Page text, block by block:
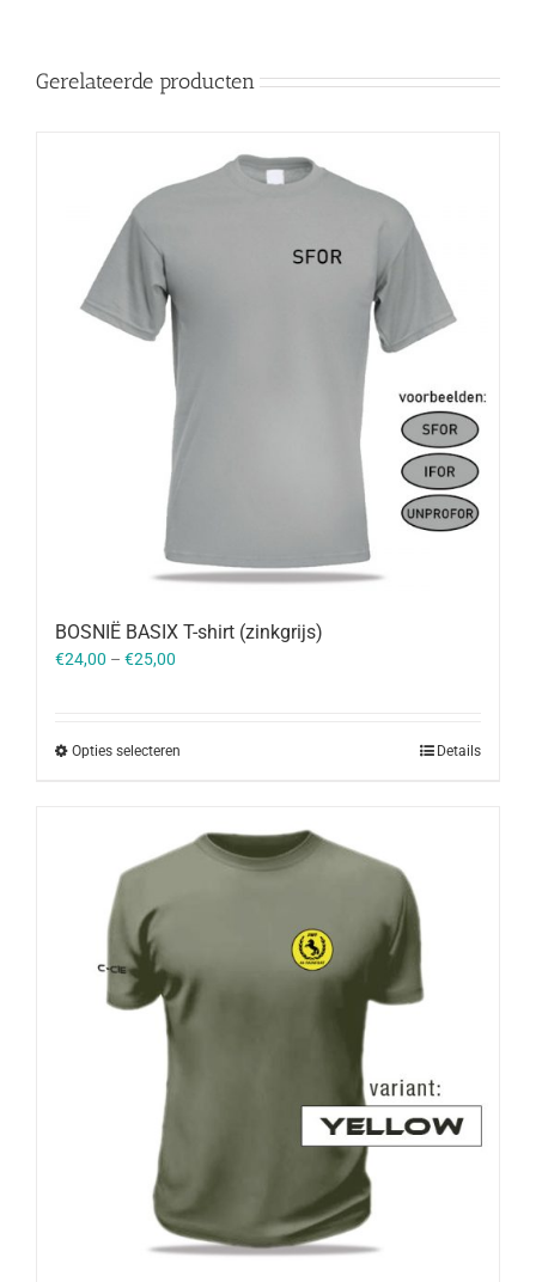
Gerelateerde producten
BOSNIË BASIX T-shirt (zinkgrijs)
€24,00 – €25,00
Opties selecteren Details